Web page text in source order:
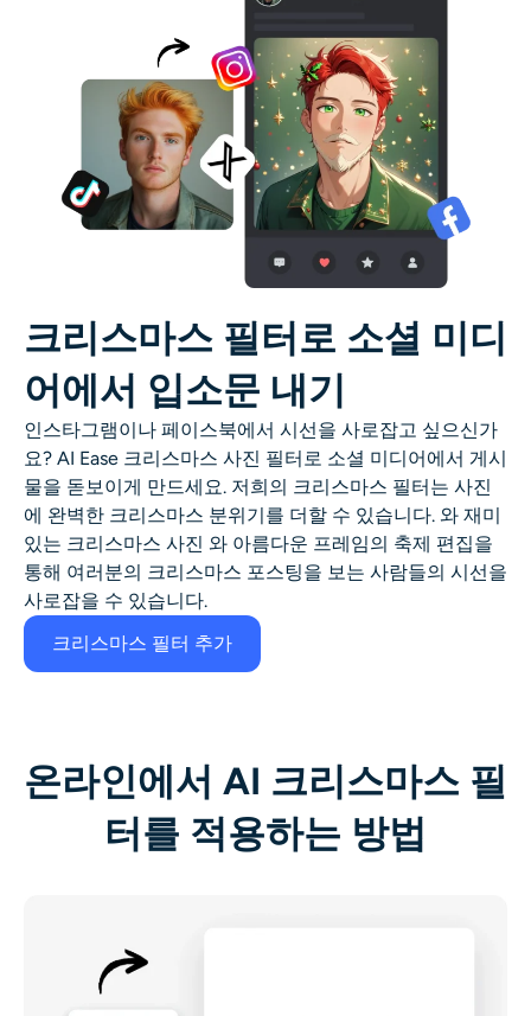
크리스마스 필터로 소셜 미디
어에서 입소문 내기
인스타그램이나 페이스북에서 시선을 사로잡고 싶으신가
요? AI Ease 크리스마스 사진 필터로 소셜 미디어에서 게시
물을 돋보이게 만드세요. 저희의 크리스마스 필터는 사진
에 완벽한 크리스마스 분위기를 더할 수 있습니다. 와 재미
있는 크리스마스 사진 와 아름다운 프레임의 축제 편집을
통해 여러분의 크리스마스 포스팅을 보는 사람들의 시선을
사로잡을 수 있습니다.
크리스마스 필터 추가
온라인에서 AI 크리스마스 필
터를 적용하는 방법